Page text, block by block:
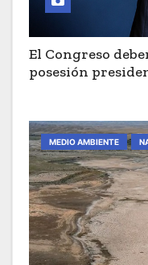
El Congreso
posesión
MEDIO AMBIENTE